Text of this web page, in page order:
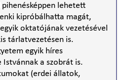
lehetett
kipróbálhatta magát,
oktatójának vezetésével
tárlatvezetésen is.
egyik híres
Istvánnak a szobrát is.
(erdei állatok,